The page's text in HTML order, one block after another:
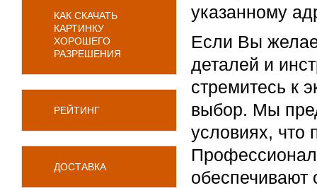
КАК СКАЧАТЬ
КАРТИНКУ
ХОРОШЕГО
РАЗРЕШЕНИЯ
РЕЙТИНГ
ДОСТАВКА
указанному
Если Вы
деталей и
стремитесь к
выбор. Мы
условиях, что
обеспечивают